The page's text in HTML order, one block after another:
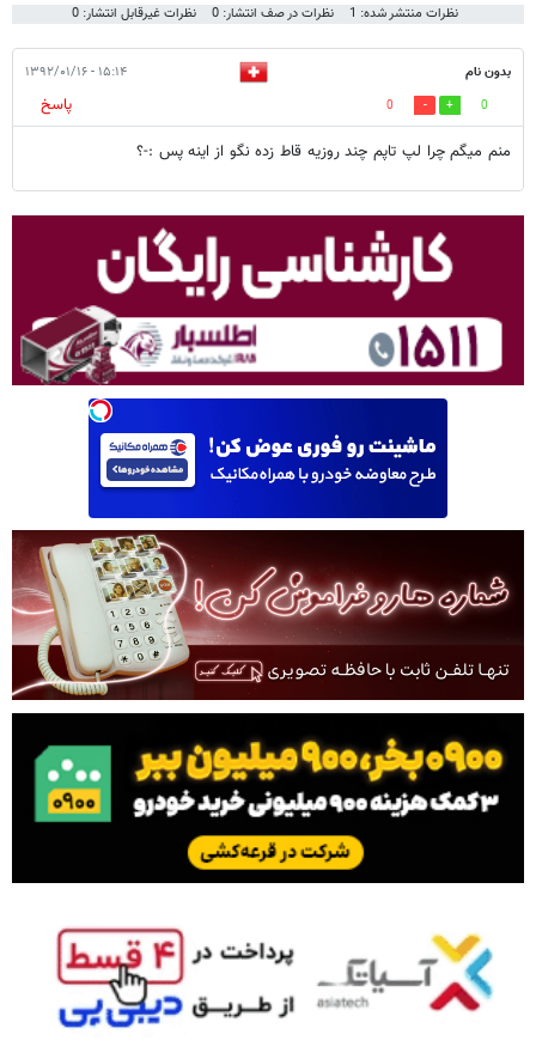
نظرات منتشر شده: 1 نظرات در صف انتشار: 0 نظرات غیرقابل انتشار: 0
بدون نام ۱۵:۱۴ - ۱۳۹۲/۰۱/۱۶
0
0
پاسخ
منم میگم چرا لپ تاپم چند روزیه قاط زده نگو از اینه پس :-؟